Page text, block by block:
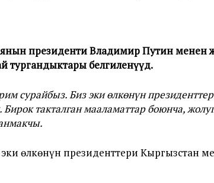
президенти Владимир Путин менен
тургандыктары белгиленүүдө.
сурайбыз. Биз эки өлкөнүн
такталган мааламаттар боюнча,
өлкөнүн президенттери Кыргызстан